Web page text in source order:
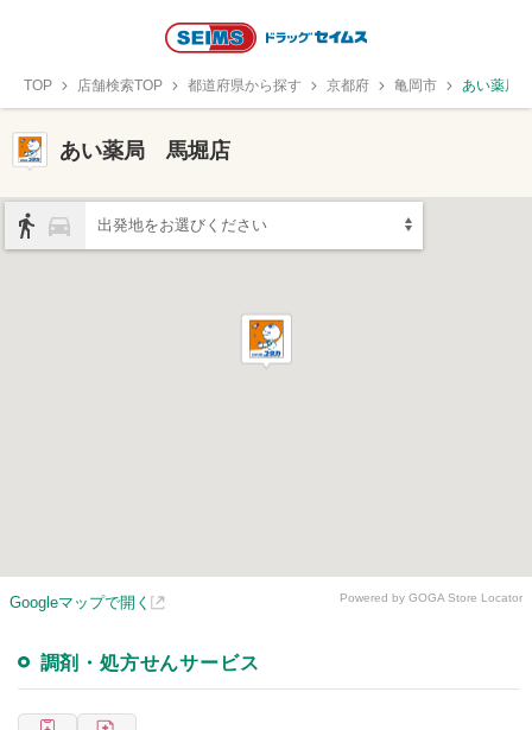
TOP 店舗検索TOP 都道府県から探す 京都府 亀岡市 あい薬局
あい薬局 馬堀店
出発地をお選びください
Googleマップで開く Powered by GOGA Store Locator
調剤・処方せんサービス